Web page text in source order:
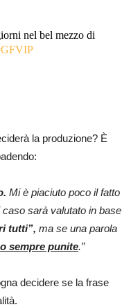
nel bel mezzo di
la produzione? È
Mi è piaciuto poco il fatto
sarà valutato in base
tutti”, ma se una parola
sempre punite.”
decidere se la frase